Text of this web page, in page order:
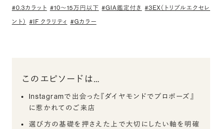
#0.3カラット #10〜15万円以下 #GIA鑑定付き #3EX（トリプルエクセレ
ント）
#IF クラリティ #Gカラー
このエピソードは…
Instagramで出会った『ダイヤモンドでプロポーズ』
に惹かれてのご来店
選び方の基礎を押さえた上で大切にしたい軸を明確